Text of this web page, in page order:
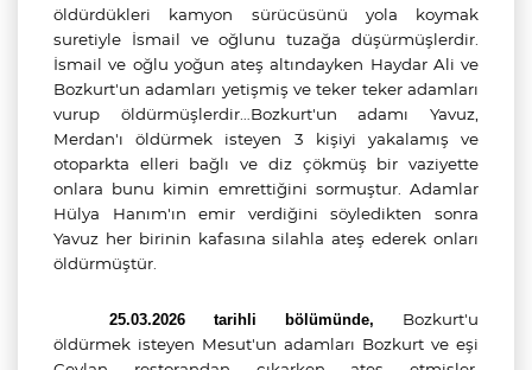
öldürdükleri kamyon sürücüsünü yola koymak
suretiyle İsmail ve oğlunu tuzağa düşürmüşlerdir.
İsmail ve oğlu yoğun ateş altındayken Haydar Ali ve
Bozkurt'un adamları yetişmiş ve teker teker adamları
vurup öldürmüşlerdir…Bozkurt'un adamı Yavuz,
Merdan'ı öldürmek isteyen 3 kişiyi yakalamış ve
otoparkta elleri bağlı ve diz çökmüş bir vaziyette
onlara bunu kimin emrettiğini sormuştur. Adamlar
Hülya Hanım'ın emir verdiğini söyledikten sonra
Yavuz her birinin kafasına silahla ateş ederek onları
öldürmüştür.
25.03.2026 tarihli bölümünde, Bozkurt'u
öldürmek isteyen Mesut'un adamları Bozkurt ve eşi